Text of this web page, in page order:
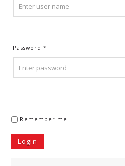
Password*
Remember me